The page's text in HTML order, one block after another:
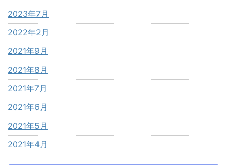
2023年7月
2022年2月
2021年9月
2021年8月
2021年7月
2021年6月
2021年5月
2021年4月